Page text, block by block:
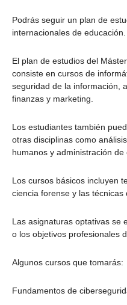
Podrás seguir un plan de
internacionales de educación.
El plan de estudios del
consiste en cursos de
seguridad de la información,
finanzas y marketing.
Los estudiantes también
otras disciplinas como
humanos y administración de
Los cursos básicos incluyen
ciencia forense y las técnicas
Las asignaturas optativas se
o los objetivos profesionales
Algunos cursos que tomarás:
Fundamentos de